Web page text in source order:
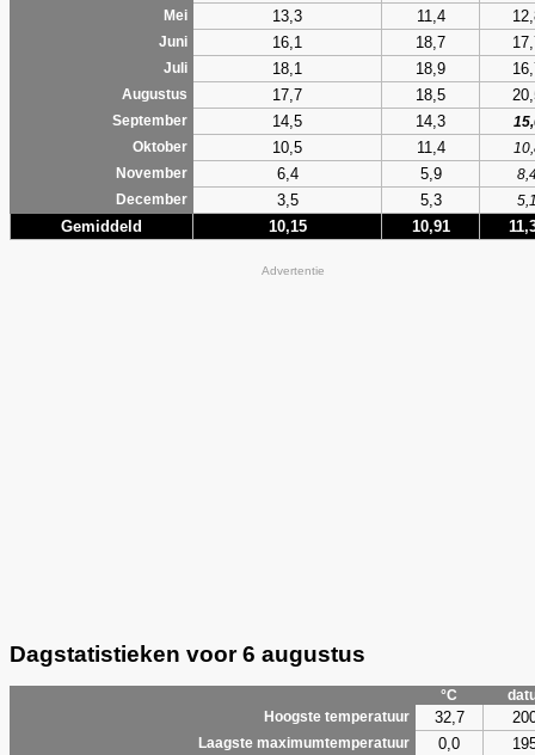
Mei 13,3 11,4
Juni 16,1 18,7
Juli 18,1 18,9
Augustus 17,7 18,5
September 14,5 14,3
Oktober
10,5 11,4
November
6,4 5,9
December
3,5 5,3
Gemiddeld 10,15 10,91
Advertentie
Dagstatistieken voor 6 augustus
°C
Hoogste temperatuur
32,7
Laagste maximumtemperatuur 0,0